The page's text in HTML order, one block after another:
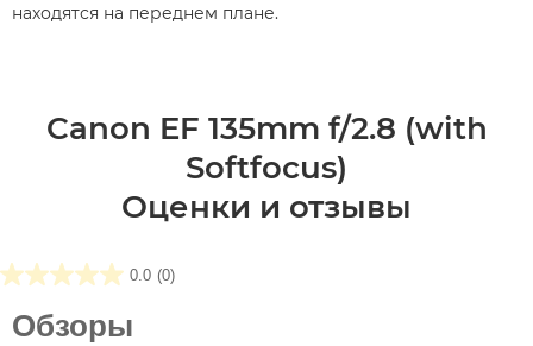
находятся на переднем плане.
Canon EF 135mm f/2.8 (with
Softfocus)
Оценки и отзывы
0.0 (0)
0.0
звезд.
Обзоры